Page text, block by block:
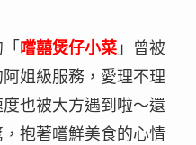
嚐囍煲仔小菜」曾被
姐級服務，愛理不理
也被大方遇到啦～還
抱著嚐鮮美食的心情